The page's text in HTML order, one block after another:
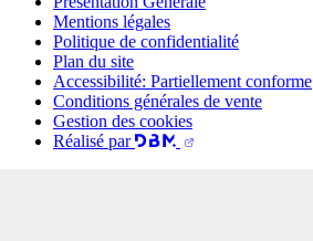
Mentions légales
Politique de confidentialité
Plan du site
Accessibilité: Partiellement conforme
Conditions générales de vente
Gestion des cookies
Réalisé par